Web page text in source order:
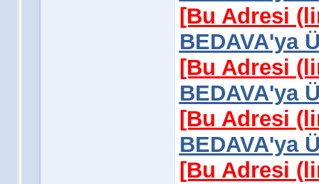
[Bu Adresi
BEDAVA'ya
[Bu Adresi
BEDAVA'ya
[Bu Adresi
BEDAVA'ya
[Bu Adresi